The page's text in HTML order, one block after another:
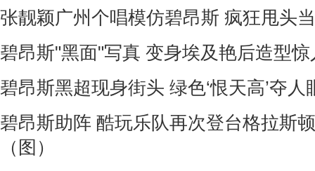
张靓颖广州个唱模仿碧昂斯 疯狂甩头
碧昂斯"黑面"写真 变身埃及艳后造型
碧昂斯黑超现身街头 绿色‘恨天高’夺人
碧昂斯助阵 酷玩乐队再次登台格拉斯
（图）